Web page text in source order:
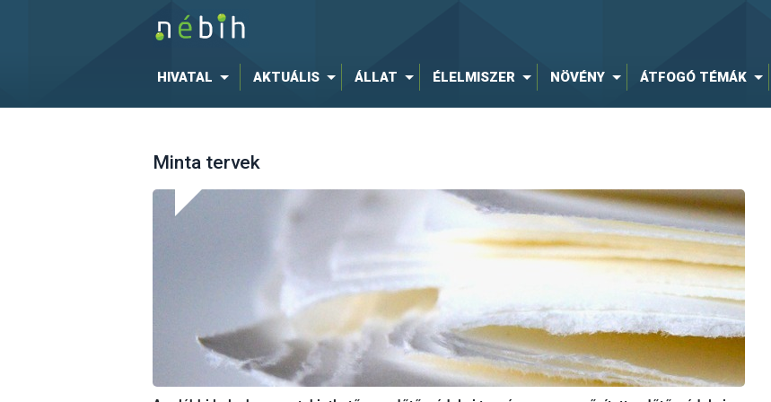
HIVATAL AKTUÁLIS ÁLLAT ÉLELMISZER NÖVÉNY ÁTFOGÓ TÉMÁK
Minta tervek